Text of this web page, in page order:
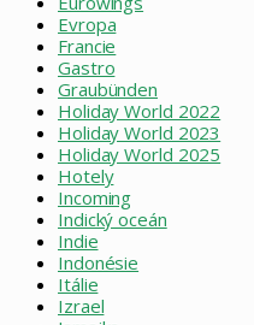
Evropa
Francie
Gastro
Graubünden
Holiday World 2022
Holiday World 2023
Holiday World 2025
Hotely
Incoming
Indický oceán
Indie
Indonésie
Itálie
Izrael